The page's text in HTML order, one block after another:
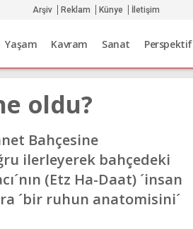
Arşiv Reklam Künye İletişim
Yaşam Kavram Sanat Perspektif
oldu?
Bahçesine
ilerleyerek bahçedeki
(Etz Ha-Daat) ´insan
´bir ruhun anatomisini´